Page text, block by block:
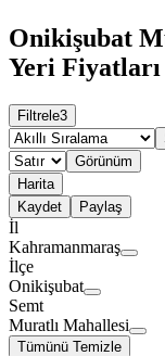
Onikişubat
Yeri Fiyatları
Filtrele3
Görünüm
Harita
Kaydet
Paylaş
İl
Kahramanmaraş
İlçe
Onikişubat
Semt
Muratlı Mahallesi
Tümünü Temizle